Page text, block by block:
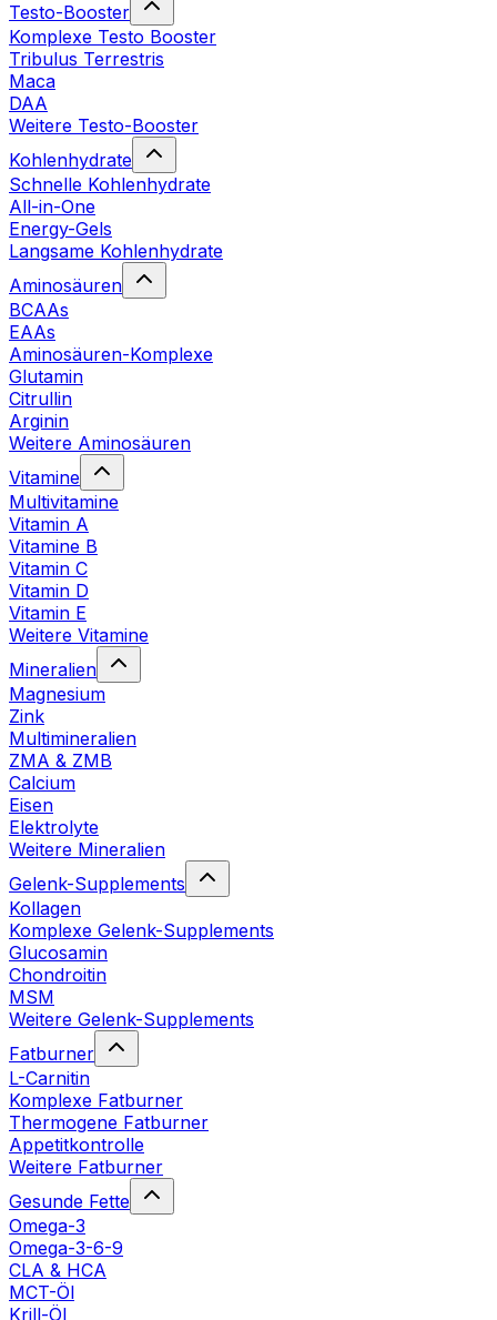
Testo-Booster
Komplexe Testo Booster
Tribulus Terrestris
Maca
DAA
Weitere Testo-Booster
Kohlenhydrate
Schnelle Kohlenhydrate
All-in-One
Energy-Gels
Langsame Kohlenhydrate
Aminosäuren
BCAAs
EAAs
Aminosäuren-Komplexe
Glutamin
Citrullin
Arginin
Weitere Aminosäuren
Vitamine
Multivitamine
Vitamin A
Vitamine B
Vitamin C
Vitamin D
Vitamin E
Weitere Vitamine
Mineralien
Magnesium
Zink
Multimineralien
ZMA & ZMB
Calcium
Eisen
Elektrolyte
Weitere Mineralien
Gelenk-Supplements
Kollagen
Komplexe Gelenk-Supplements
Glucosamin
Chondroitin
MSM
Weitere Gelenk-Supplements
Fatburner
L-Carnitin
Komplexe Fatburner
Thermogene Fatburner
Appetitkontrolle
Weitere Fatburner
Gesunde Fette
Omega-3
Omega-3-6-9
CLA & HCA
MCT-Öl
Krill-Öl